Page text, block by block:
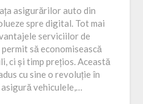
asigurărilor auto din
spre digital. Tot mai
serviciilor de
să economisească
ci și timp prețios. Această
cu sine o revoluție în
vehiculele,…